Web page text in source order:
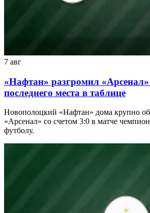
7 авг
«Нафтан» разгромил
последнего места в таблице
Новополоцкий «Нафтан» дома крупно
«Арсенал» со счетом 3:0 в матче
футболу.